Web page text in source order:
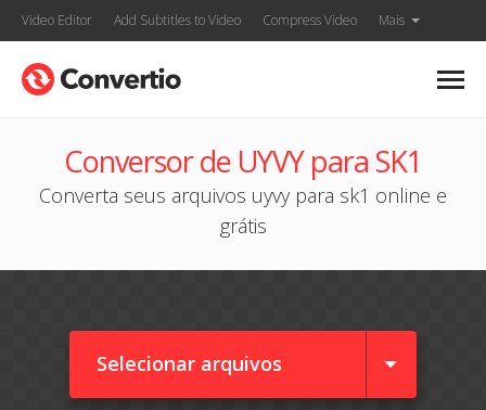
Video Editor Add Subtitles to Video Compress Video Mais
Conversor de UYVY para SK1
Converta seus arquivos uyvy para sk1 online e
grátis
Selecionar arquivos